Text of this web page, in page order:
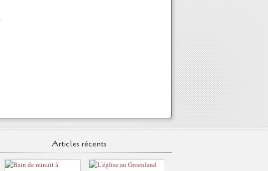
Articles récents